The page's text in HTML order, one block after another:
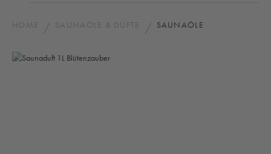
HOME SAUNAÖLE & DÜFTE SAUNAÖLE
Bildergalerie überspringen